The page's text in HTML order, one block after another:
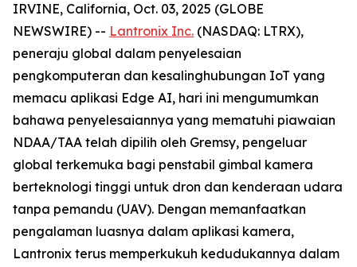
IRVINE, California, Oct. 03, 2025 (GLOBE
NEWSWIRE) -- Lantronix Inc. (NASDAQ: LTRX),
peneraju global dalam penyelesaian
pengkomputeran dan kesalinghubungan IoT yang
memacu aplikasi Edge AI, hari ini mengumumkan
bahawa penyelesaiannya yang mematuhi piawaian
NDAA/TAA telah dipilih oleh Gremsy, pengeluar
global terkemuka bagi penstabil gimbal kamera
berteknologi tinggi untuk dron dan kenderaan udara
tanpa pemandu (UAV). Dengan memanfaatkan
pengalaman luasnya dalam aplikasi kamera,
Lantronix terus memperkukuh kedudukannya dalam